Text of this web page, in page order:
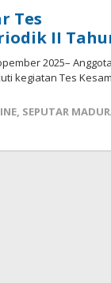
Tes
II
2025–
kegiatan Tes
, SEPUTAR